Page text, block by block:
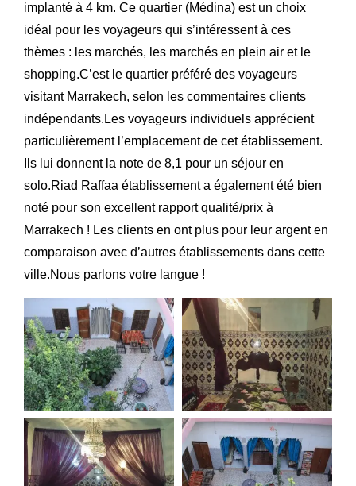
implanté à 4 km. Ce quartier (Médina) est un choix
idéal pour les voyageurs qui s’intéressent à ces
thèmes : les marchés, les marchés en plein air et le
shopping.C’est le quartier préféré des voyageurs
visitant Marrakech, selon les commentaires clients
indépendants.Les voyageurs individuels apprécient
particulièrement l’emplacement de cet établissement.
Ils lui donnent la note de 8,1 pour un séjour en
solo.Riad Raffaa établissement a également été bien
noté pour son excellent rapport qualité/prix à
Marrakech ! Les clients en ont plus pour leur argent en
comparaison avec d’autres établissements dans cette
ville.Nous parlons votre langue !